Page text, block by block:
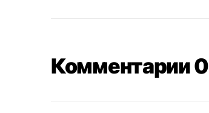
Комментарии 0